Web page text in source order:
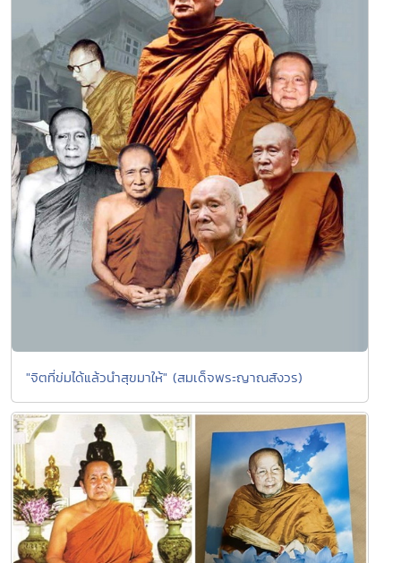
"จิตที่ข่มได้แล้วนำสุขมาให้" (สมเด็จพระญาณสังวร)